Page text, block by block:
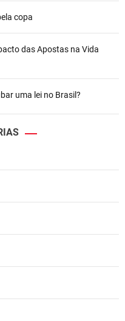
copa
das Apostas na Vida
uma lei no Brasil?